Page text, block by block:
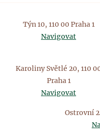
Týn 10, 110 00 Praha 1
Navigovat
Karoliny Světlé 20, 110
Praha 1
Navigovat
Ostrovní